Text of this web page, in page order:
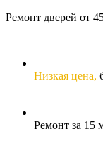
Ремонт дверей от
Низкая цена,
Ремонт за 15